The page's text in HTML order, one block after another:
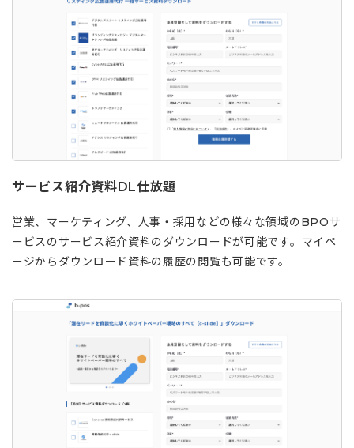
サービス紹介資料DL仕放題
営業、マーケティング、人事・採用などの様々な領域のBPOサ
ービスのサービス紹介資料のダウンロードが可能です。マイペ
ージからダウンロード資料の履歴の閲覧も可能です。